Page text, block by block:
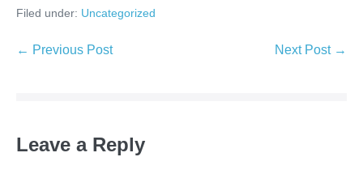
Filed under: Uncategorized
Post
← Previous Post Next Post →
Leave a Reply